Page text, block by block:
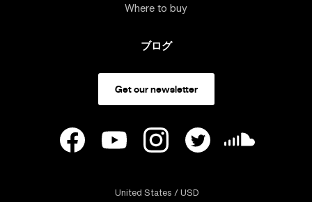
Where to buy
ブログ
Get our newsletter
United States / USD